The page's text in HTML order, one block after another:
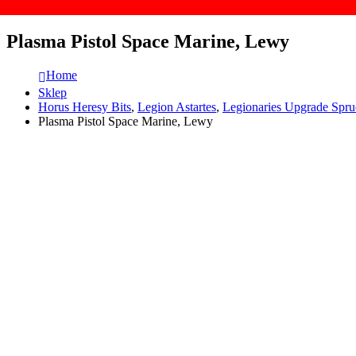
Plasma Pistol Space Marine, Lewy
Home
Sklep
Horus Heresy Bits, Legion Astartes, Legionaries Upgrade
Plasma Pistol Space Marine, Lewy